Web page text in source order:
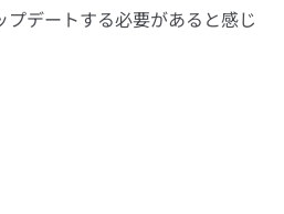
デートする必要があると感じ